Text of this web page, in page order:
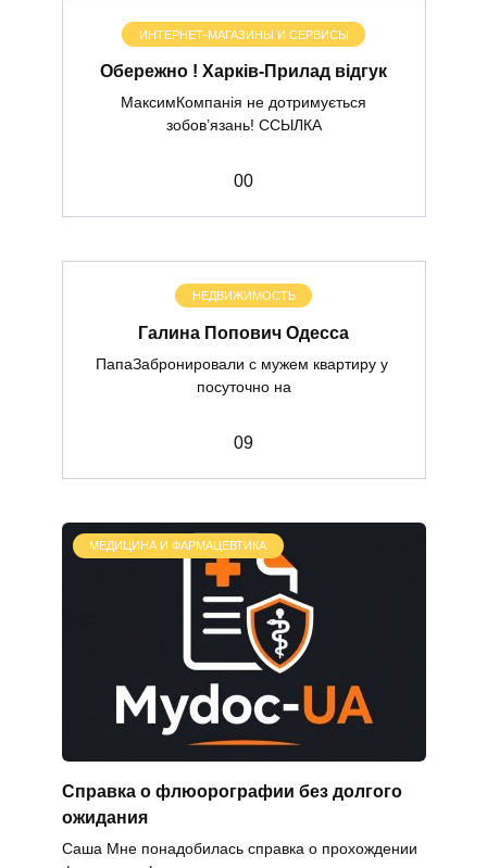
ИНТЕРНЕТ-МАГАЗИНЫ И СЕРВИСЫ
Обережно ! Харків-Прилад відгук
МаксимКомпанія не дотримується
зобов’язань! ССЫЛКА
00
НЕДВИЖИМОСТЬ
Галина Попович Одесса
ПапаЗабронировали с мужем квартиру у
посуточно на
09
МЕДИЦИНА И ФАРМАЦЕВТИКА
Справка о флюорографии без долгого
ожидания
Саша Мне понадобилась справка о прохождении